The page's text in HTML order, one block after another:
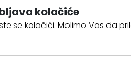
kolačiće
se kolačići. Molimo Vas da